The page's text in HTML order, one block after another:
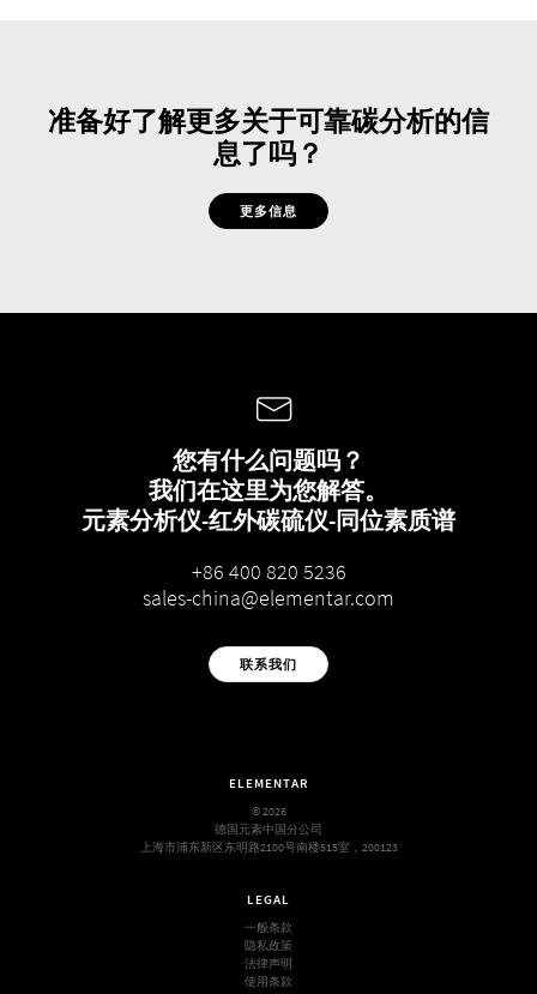
准备好了解更多关于可靠碳分析的信
息了吗？
更多信息
您有什么问题吗？
我们在这里为您解答。
元素分析仪-红外碳硫仪-同位素质谱
+86 400 820 5236
sales-china@elementar.com
联系我们
ELEMENTAR
© 2026
德国元素中国分公司
上海市浦东新区东明路2100号南楼515室，200123
LEGAL
一般条款
隐私政策
法律声明
使用条款